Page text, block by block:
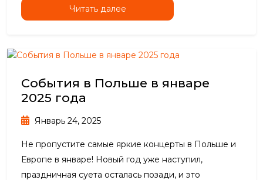
Читать далее
События в Польше в январе
2025 года
Январь 24, 2025
Не пропустите самые яркие концерты в Польше и
Европе в январе! Новый год уже наступил,
праздничная суета осталась позади, и это